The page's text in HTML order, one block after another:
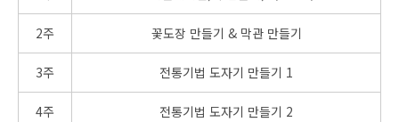
2주 꽃도장 만들기 & 막관 만들기
3주 전통기법 도자기 만들기 1
4주 전통기법 도자기 만들기 2